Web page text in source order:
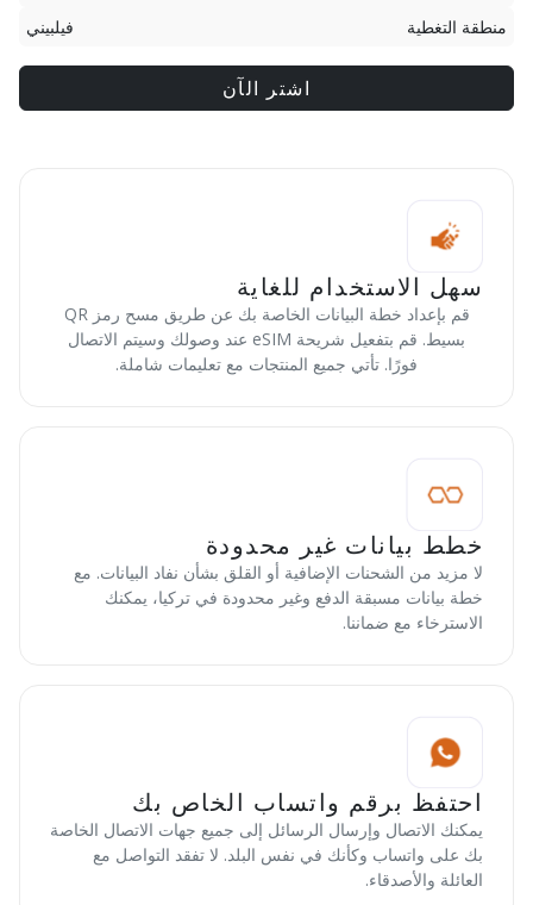
منطقة التغطية
فيلبيني
اشتر الآن
سهل الاستخدام للغاية
قم بإعداد خطة البيانات الخاصة بك عن طريق مسح رمز QR
بسيط. قم بتفعيل شريحة eSIM عند وصولك وسيتم الاتصال
فورًا. تأتي جميع المنتجات مع تعليمات شاملة.
خطط بيانات غير محدودة
لا مزيد من الشحنات الإضافية أو القلق بشأن نفاد البيانات. مع
خطة بيانات مسبقة الدفع وغير محدودة في تركيا، يمكنك
الاسترخاء مع ضماننا.
احتفظ برقم واتساب الخاص بك
يمكنك الاتصال وإرسال الرسائل إلى جميع جهات الاتصال الخاصة
بك على واتساب وكأنك في نفس البلد. لا تفقد التواصل مع
العائلة والأصدقاء.